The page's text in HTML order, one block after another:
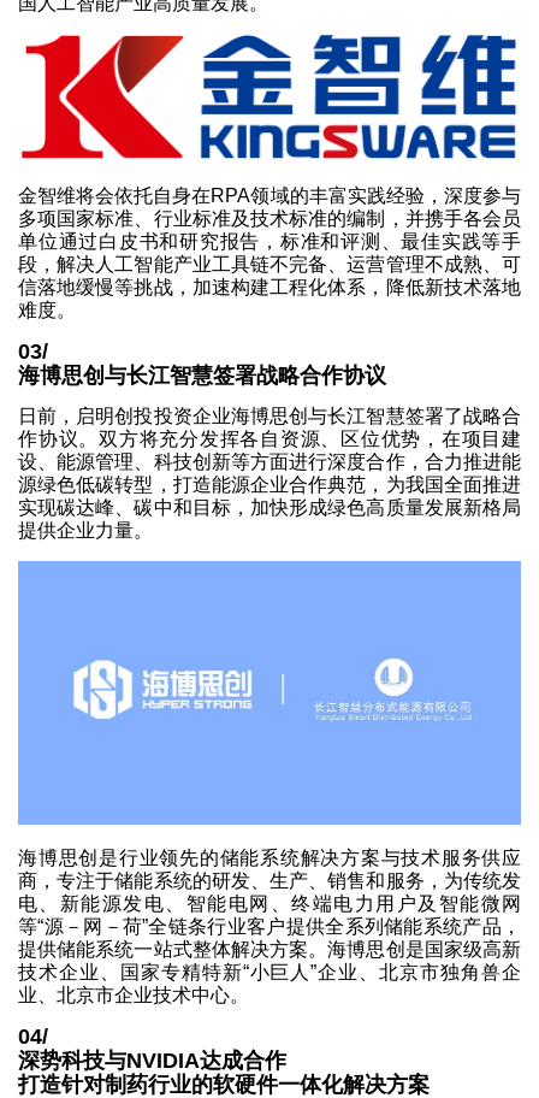
金智维将会依托自身在RPA领域的丰富实践经验，深度参与
多项国家标准、行业标准及技术标准的编制，并携手各会员
单位通过白皮书和研究报告，标准和评测、最佳实践等手
段，解决人工智能产业工具链不完备、运营管理不成熟、可
信落地缓慢等挑战，加速构建工程化体系，降低新技术落地
难度。
03/
海博思创与长江智慧签署战略合作协议
日前，启明创投投资企业海博思创与长江智慧签署了战略合
作协议。双方将充分发挥各自资源、区位优势，在项目建
设、能源管理、科技创新等方面进行深度合作，合力推进能
源绿色低碳转型，打造能源企业合作典范，为我国全面推进
实现碳达峰、碳中和目标，加快形成绿色高质量发展新格局
提供企业力量。
海博思创是行业领先的储能系统解决方案与技术服务供应
商，专注于储能系统的研发、生产、销售和服务，为传统发
电、新能源发电、智能电网、终端电力用户及智能微网
等“源－网－荷”全链条行业客户提供全系列储能系统产品，
提供储能系统一站式整体解决方案。海博思创是国家级高新
技术企业、国家专精特新“小巨人”企业、北京市独角兽企
业、北京市企业技术中心。
04/
深势科技与NVIDIA达成合作
打造针对制药行业的软硬件一体化解决方案